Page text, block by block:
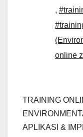
,
online
TRAINING
APLIKASI &